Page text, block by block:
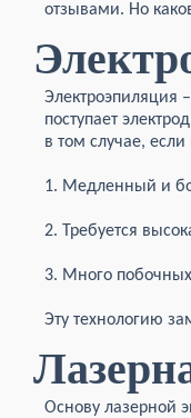
отзывами. Но
Электроэпиляция
поступает
в том случае,
1. Медленный и
2. Требуется
3. Много
Эту технологию
Основу лазерной